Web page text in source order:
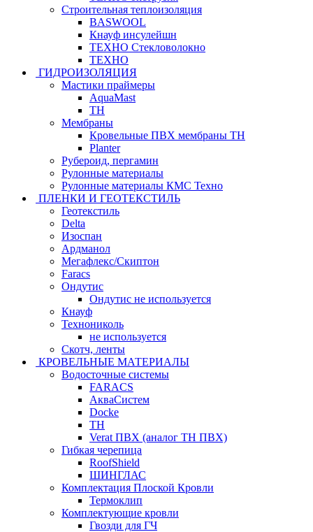
Строительная теплоизоляция
BASWOOL
Кнауф инсулейшн
ТЕХНО Стекловолокно
ТЕХНО
ГИДРОИЗОЛЯЦИЯ
Мастики праймеры
AquaMast
ТН
Мембраны
Кровельные ПВХ мембраны ТН
Planter
Рубероид, пергамин
Рулонные материалы
Рулонные материалы КМС Техно
ПЛЕНКИ И ГЕОТЕКСТИЛЬ
Геотекстиль
Delta
Изоспан
Ардманол
Мегафлекс/Скиптон
Faracs
Ондутис
Ондутис не используется
Кнауф
Технониколь
не используется
Скотч, ленты
КРОВЕЛЬНЫЕ МАТЕРИАЛЫ
Водосточные системы
FARACS
АкваСистем
Docke
ТН
Verat ПВХ (аналог ТН ПВХ)
Гибкая черепица
RoofShield
ШИНГЛАС
Комплектация Плоской Кровли
Термоклип
Комплектующие кровли
Гвозди для ГЧ